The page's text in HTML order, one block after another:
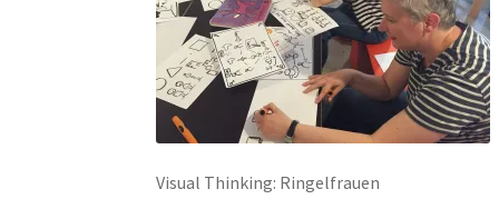
Visual Thinking: Ringelfrauen